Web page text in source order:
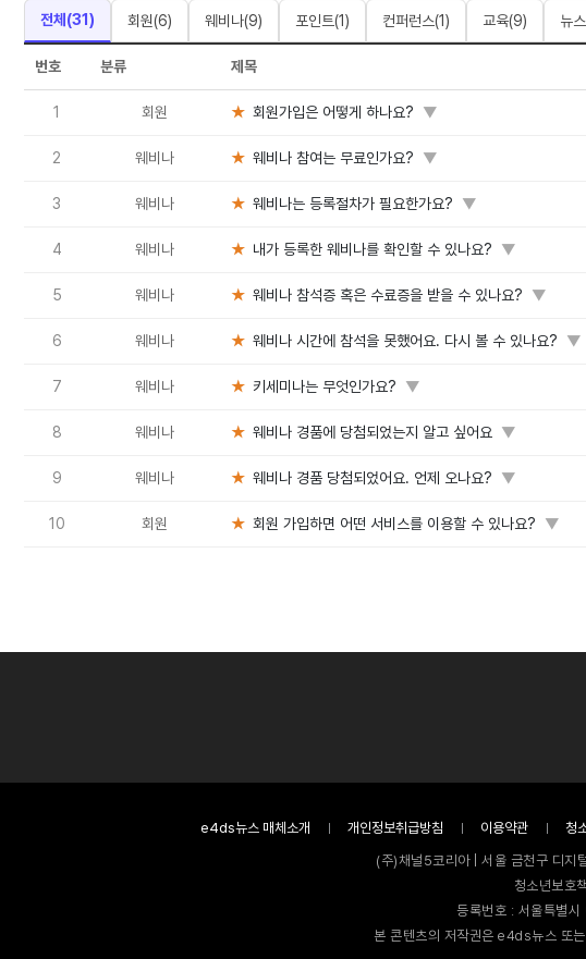
전체(31 ) 회원(6) 웨비나(9) 포인트(1) 컨퍼런스(1) 교육(9) 뉴스
번호 분류 제목
1 회원 ★ 회원가입은 어떻게 하나요? ▼
2 웨비나 ★ 웨비나 참여는 무료인가요? ▼
3 웨비나 ★ 웨비나는 등록절차가 필요한가요? ▼
4 웨비나 ★ 내가 등록한 웨비나를 확인할 수 있나요? ▼
5 웨비나 ★ 웨비나 참석증 혹은 수료증을 받을 수 있나요? ▼
6 웨비나 ★ 웨비나 시간에 참석을 못했어요. 다시 볼 수 있나요? ▼
7 웨비나 ★ 키세미나는 무엇인가요? ▼
8 웨비나 ★ 웨비나 경품에 당첨되었는지 알고 싶어요 ▼
9 웨비나 ★ 웨비나 경품 당첨되었어요. 언제 오나요? ▼
10 회원 ★ 회원 가입하면 어떤 서비스를 이용할 수 있나요? ▼
e4ds뉴스 매체소개 개인정보취급방침 이용약관 청
(주)채널5코리아 | 서울 금천구 디
청소년보
등록번호 : 서울특별
본 콘텐츠의 저작권은 e4ds뉴스 또